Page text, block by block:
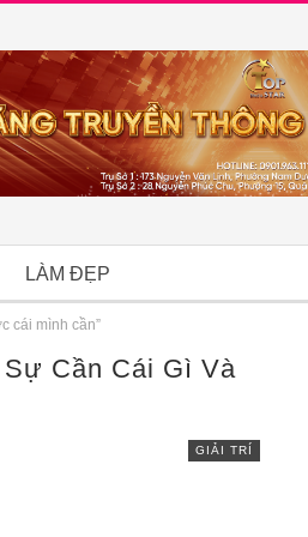
LÀM ĐẸP
cái mình cần”
Cần Cái Gì Và
GIẢI TRÍ